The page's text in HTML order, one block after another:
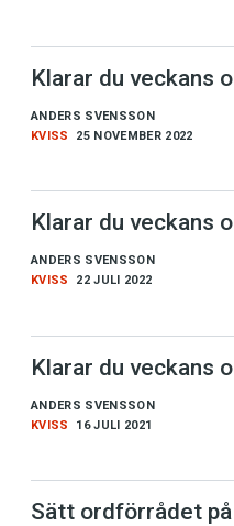
Klarar du veckans
25 NOVEMBER 2022
KVISS
ANDERS SVENSSON
Klarar du veckans
22 JULI 2022
KVISS
ANDERS SVENSSON
Klarar du veckans
16 JULI 2021
KVISS
ANDERS SVENSSON
Sätt ordförrådet